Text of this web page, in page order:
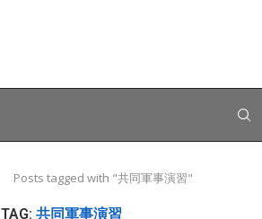
Posts tagged with "共同軍事演習"
TAG: 共同軍事演習